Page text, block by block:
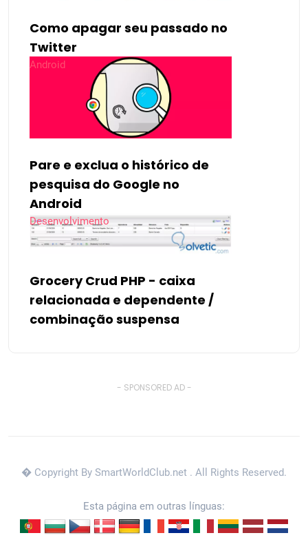
Como apagar seu passado no
Twitter
Android
Pare e exclua o histórico de
pesquisa do Google no
Android
Desenvolvimento
Grocery Crud PHP - caixa
relacionada e dependente /
combinação suspensa
- SPONSORED AD -
� Copyright By SmartWorldClub.net . All Rights Reserved.
Esta página em outras línguas: